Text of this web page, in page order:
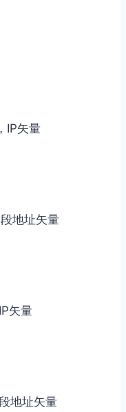
IP矢量
地址矢量
矢量
地址矢量